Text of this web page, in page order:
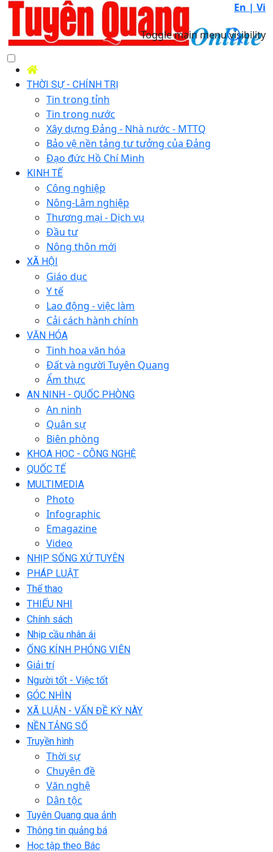
En | Vi
Toggle main menu visibility
THỜI SỰ - CHÍNH TRỊ
Tin trong tỉnh
Tin trong nước
Xây dựng Đảng - Nhà nước - MTTQ
Bảo vệ nền tảng tư tưởng của Đảng
Đạo đức Hồ Chí Minh
KINH TẾ
Công nghiệp
Nông-Lâm nghiệp
Thương mại - Dịch vụ
Đầu tư
Nông thôn mới
XÃ HỘI
Giáo dục
Y tế
Lao động - việc làm
Cải cách hành chính
VĂN HÓA
Tinh hoa văn hóa
Đất và người Tuyên Quang
Ẩm thực
AN NINH - QUỐC PHÒNG
An ninh
Quân sự
Biên phòng
KHOA HỌC - CÔNG NGHỆ
QUỐC TẾ
MULTIMEDIA
Photo
Infographic
Emagazine
Video
NHỊP SỐNG XỨ TUYÊN
PHÁP LUẬT
Thể thao
THIẾU NHI
Chính sách
Nhịp cầu nhân ái
ỐNG KÍNH PHÓNG VIÊN
Giải trí
Người tốt - Việc tốt
GÓC NHÌN
XÃ LUẬN - VẤN ĐỀ KỲ NÀY
NỀN TẢNG SỐ
Truyền hình
Thời sự
Chuyên đề
Văn nghệ
Dân tộc
Tuyên Quang qua ảnh
Thông tin quảng bá
Học tập theo Bác